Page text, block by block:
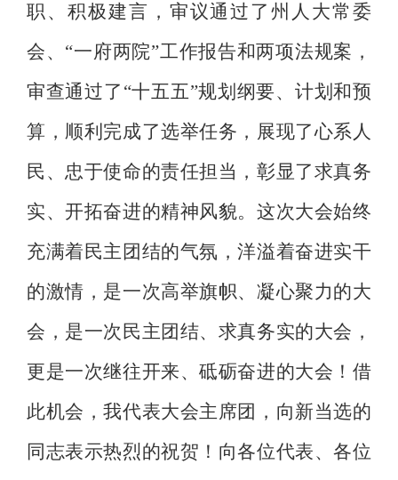
职、积极建言， 审议通过了州人大常委
会、 “一府两院”工作报告和两项法规案 ，
审查通过了 “十五五”规划纲要、 计划和预
算， 顺利完成了选举任务 ，展现了心系人
民、忠于使命的责任担当，彰显了求真务
实、开拓奋进的精神风貌。这次大会始终
充满着民主团结的气氛，洋溢着奋进实干
的激情， 是一次高举旗帜、凝心聚力的大
会，是一次民主团结、求真务实的大会，
更是一次继往开来、砥砺奋进的大会！借
此机会，我代表大会主席团， 向新当选的
同志表示热烈的祝贺！向各位代表、各位